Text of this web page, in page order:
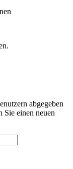
abgegeben
Sie einen neuen